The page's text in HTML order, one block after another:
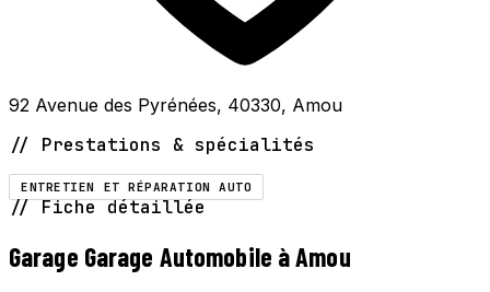
92 Avenue des Pyrénées, 40330, Amou
// Prestations & spécialités
ENTRETIEN ET RÉPARATION AUTO
// Fiche détaillée
Garage Garage Automobile à Amou